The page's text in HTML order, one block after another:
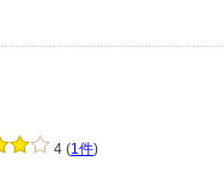
4 (1件)